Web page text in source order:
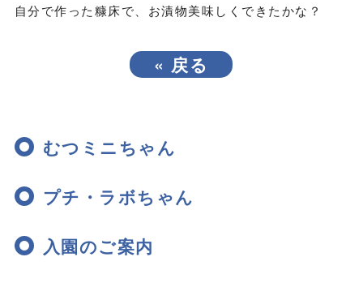
自分で作った糠床で、お漬物美味しくできたかな？
« 戻る
むつミニちゃん
プチ・ラボちゃん
入園のご案内